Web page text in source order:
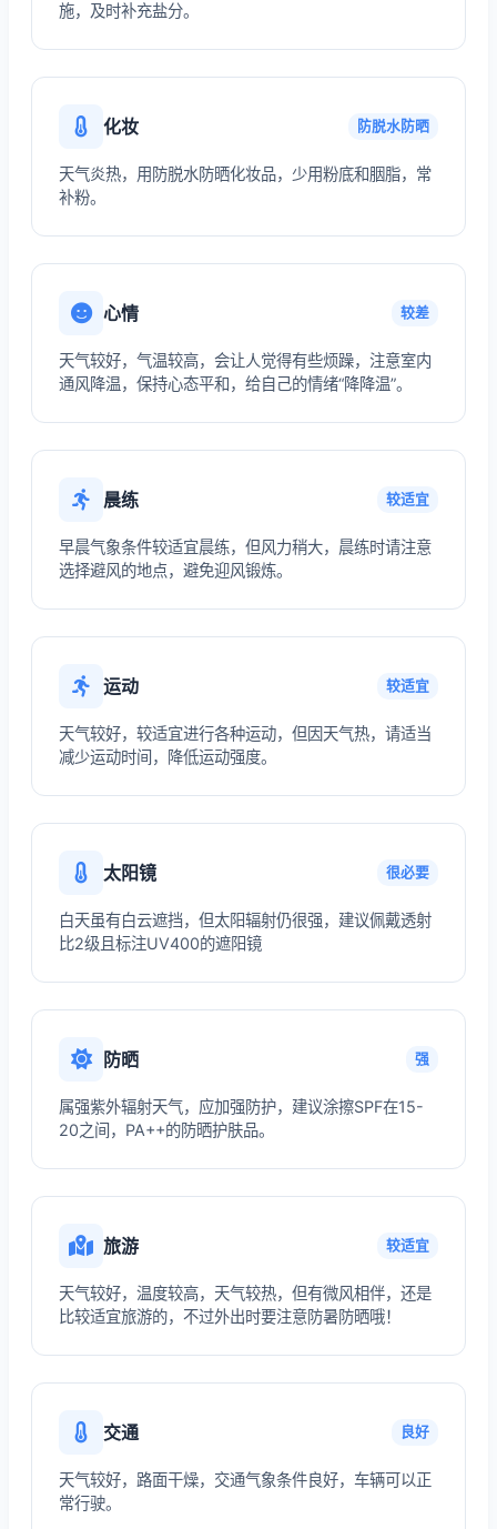
施，及时补充盐分。
化妆 防脱水防晒
天气炎热，用防脱水防晒化妆品，少用粉底和胭脂，常
补粉。
心情 较差
天气较好，气温较高，会让人觉得有些烦躁，注意室内
通风降温，保持心态平和，给自己的情绪“降降温”。
晨练 较适宜
早晨气象条件较适宜晨练，但风力稍大，晨练时请注意
选择避风的地点，避免迎风锻炼。
运动 较适宜
天气较好，较适宜进行各种运动，但因天气热，请适当
减少运动时间，降低运动强度。
太阳镜 很必要
白天虽有白云遮挡，但太阳辐射仍很强，建议佩戴透射
比2级且标注UV400的遮阳镜
防晒 强
属强紫外辐射天气，应加强防护，建议涂擦SPF在15-
20之间，PA++的防晒护肤品。
旅游 较适宜
天气较好，温度较高，天气较热，但有微风相伴，还是
比较适宜旅游的，不过外出时要注意防暑防晒哦！
交通 良好
天气较好，路面干燥，交通气象条件良好，车辆可以正
常行驶。